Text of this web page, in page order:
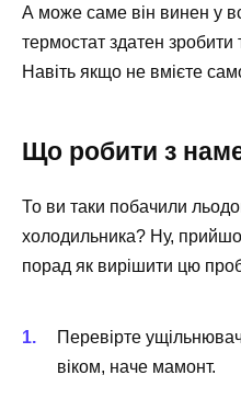
А може саме він винен у
термостат здатен
Навіть якщо не вмієте
Що робити з
То ви таки побачили
холодильника? Ну,
порад як вирішити цю
Перевірте
віком, наче мамонт.